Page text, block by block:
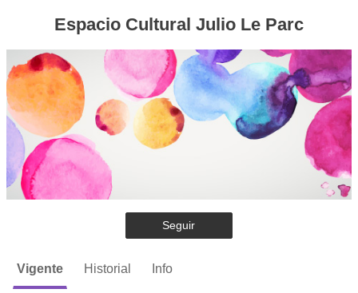
Espacio Cultural Julio Le Parc
Seguir
Vigente Historial Info